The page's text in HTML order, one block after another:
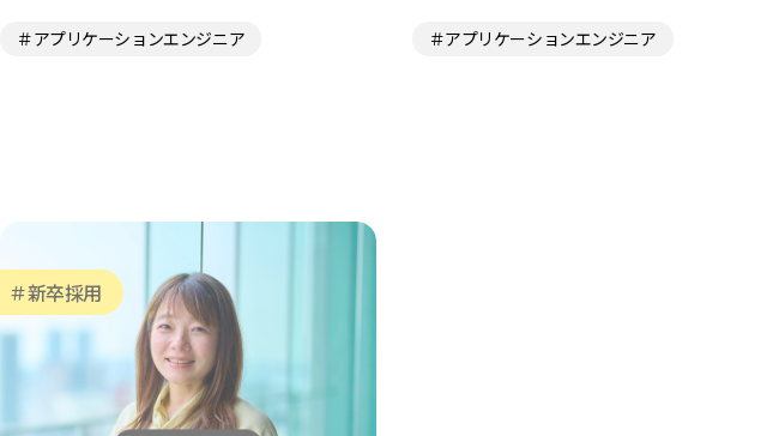
＃アプリケーションエンジニア ＃アプリケーションエンジニア
＃新卒採用